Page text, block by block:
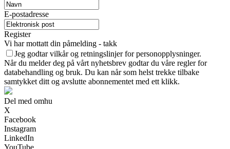
E-postadresse
Register
Vi har mottatt din påmelding - takk
Jeg godtar vilkår og retningslinjer for personopplysninger.
Når du melder deg på vårt nyhetsbrev godtar du våre regler for
databehandling og bruk. Du kan når som helst trekke tilbake
samtykket ditt og avslutte abonnementet med ett klikk.
Del med omhu
X
Facebook
Instagram
LinkedIn